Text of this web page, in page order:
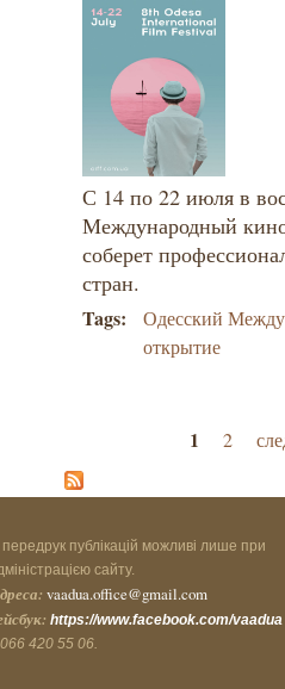
С 14 по 22 июля в
Международный
соберет
стран.
Tags:
Одесский
открытие
1 2
публікацій можливі лише при
сайту.
vaadua.office@gmail.com
https://www.facebook.com/vaadua
420 55 06.